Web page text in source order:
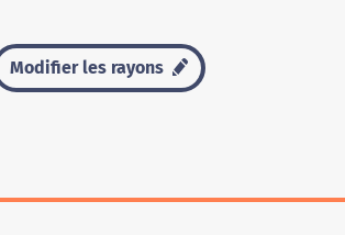
Modifier les rayons